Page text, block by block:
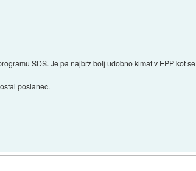
SDS. Je pa najbrž bolj udobno kimat v EPP kot se
poslanec.